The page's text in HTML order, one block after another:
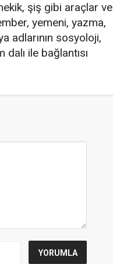
şiş gibi araçlar ve
yemeni, yazma,
adlarının sosyoloji,
ile bağlantısı